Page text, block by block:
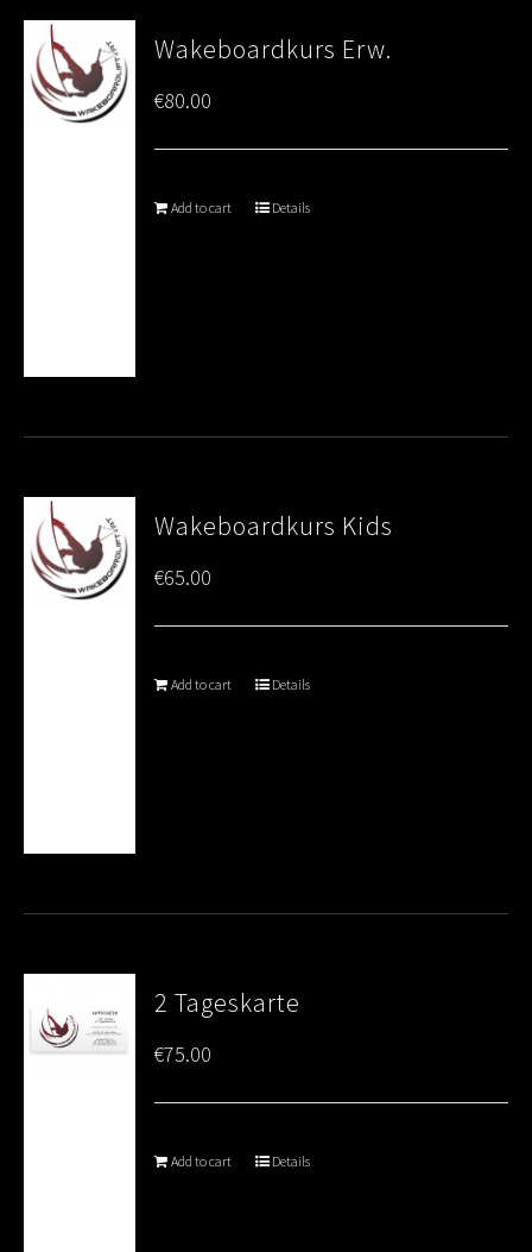
Wakeboardkurs Erw.
€80.00
Add to cart Details
Wakeboardkurs Kids
€65.00
Add to cart Details
2 Tageskarte
€75.00
Add to cart Details